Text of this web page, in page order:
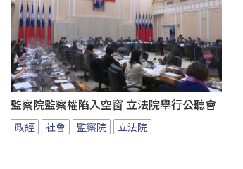
監察院監察權陷入空窗 立法院舉行公聽會
政經 社會 監察院 立法院